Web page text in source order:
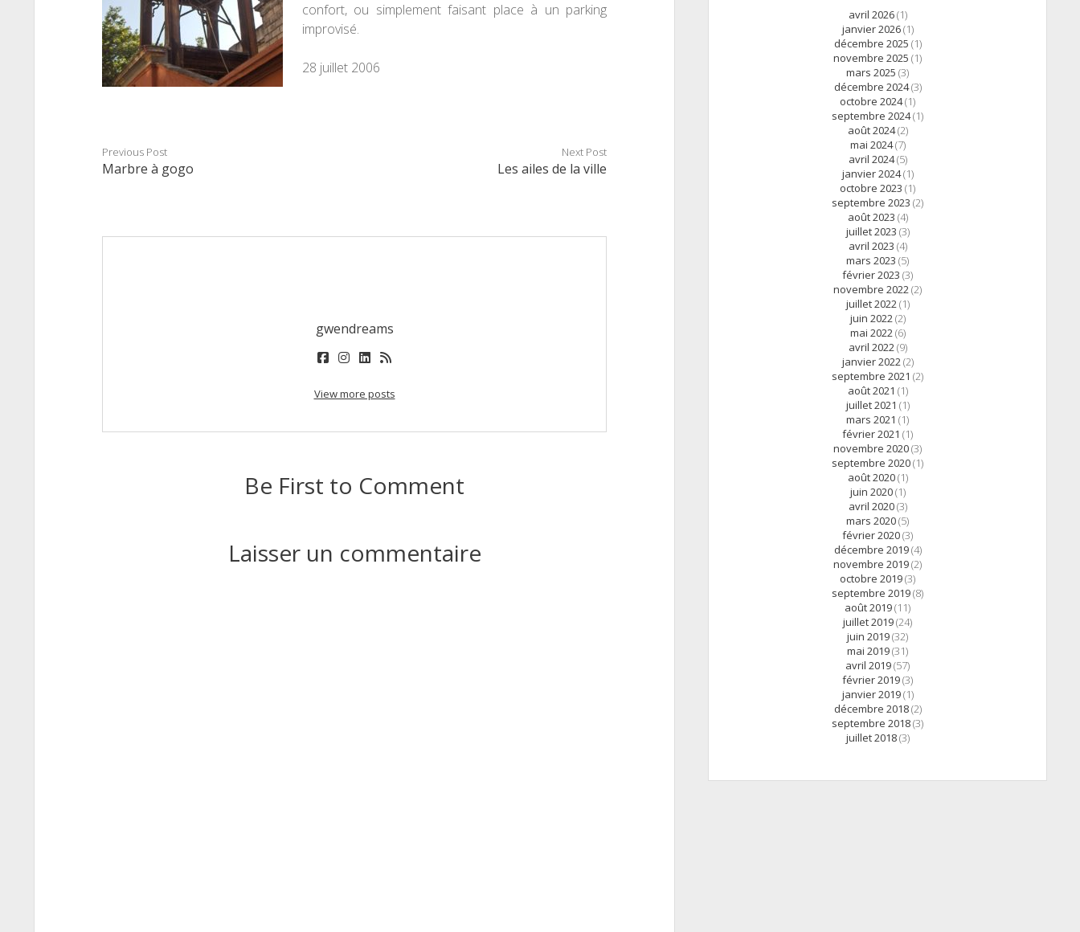
confort, ou simplement faisant place à un parking
improvisé.
28 juillet 2006
Previous Post
Marbre à gogo
Next Post
Les ailes de la ville
gwendreams
facebook
instagram
linkedin
rss
View more posts
Be First to Comment
Laisser un commentaire
avril 2026(1)
janvier 2026(1)
décembre 2025 (1)
novembre 2025 (1)
mars 2025 (3)
décembre 2024(3)
octobre 2024(1)
septembre 2024(1)
août 2024(2)
mai 2024(7)
avril 2024(5)
janvier 2024(1)
octobre 2023 (1)
septembre 2023 (2)
août 2023 (4)
juillet 2023 (3)
avril 2023 (4)
mars 2023 (5)
février 2023 (3)
novembre 2022(2)
juillet 2022(1)
juin 2022(2)
mai 2022(6)
avril 2022(9)
janvier 2022(2)
septembre 2021 (2)
août 2021 (1)
juillet 2021 (1)
mars 2021 (1)
février 2021 (1)
novembre 2020(3)
septembre 2020(1)
août 2020(1)
juin 2020(1)
avril 2020(3)
mars 2020(5)
février 2020(3)
décembre 2019(4)
novembre 2019(2)
octobre 2019(3)
septembre 2019(8)
août 2019(11)
juillet 2019(24)
juin 2019(32)
mai 2019(31)
avril 2019(57)
février 2019(3)
janvier 2019(1)
décembre 2018(2)
septembre 2018(3)
juillet 2018(3)